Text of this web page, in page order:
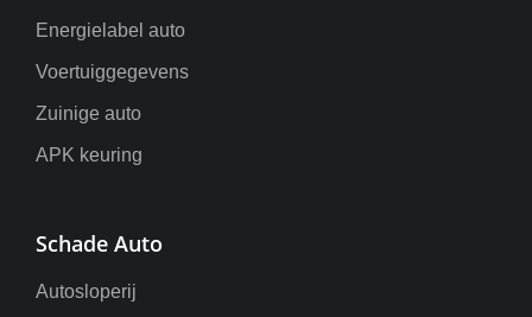
Energielabel auto
Voertuiggegevens
Zuinige auto
APK keuring
Schade Auto
Autosloperij